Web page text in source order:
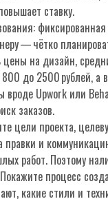
ставку.
— чётко
цены на дизайн,
800 до 2500
Upwork или
заказов.
цели проекта,
правки и
работ. Поэтому
процесс
какие стили и